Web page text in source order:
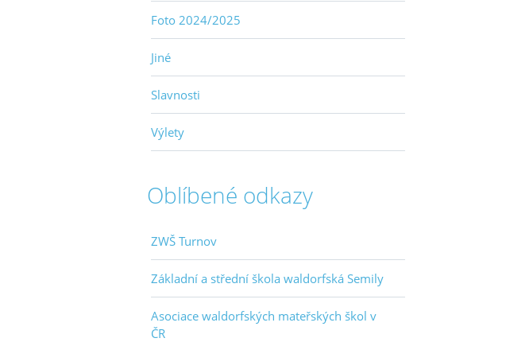
Foto 2024/2025
Jiné
Slavnosti
Výlety
Oblíbené odkazy
ZWŠ Turnov
Základní a střední škola waldorfská Semily
Asociace waldorfských mateřských škol v
ČR